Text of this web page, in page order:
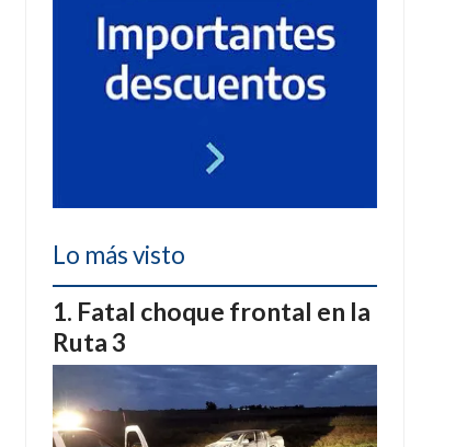
Lo más visto
Fatal choque frontal en la
Ruta 3